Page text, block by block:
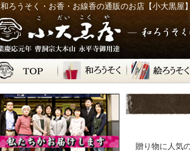
和ろうそく・お香・お線香の通販のお店【小大黒屋】
贈り物に人気